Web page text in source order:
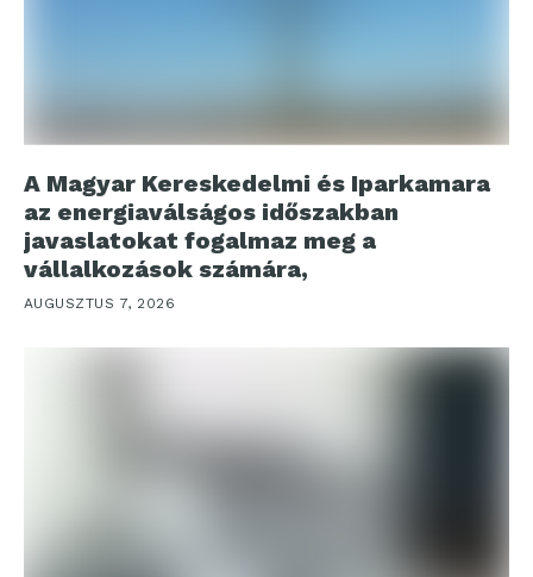
A Magyar Kereskedelmi és Iparkamara
az energiaválságos időszakban
javaslatokat fogalmaz meg a
vállalkozások számára,
AUGUSZTUS 7, 2026